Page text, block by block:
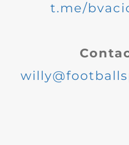
t.me/